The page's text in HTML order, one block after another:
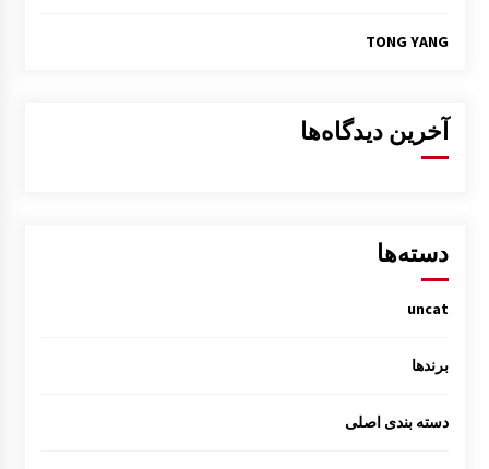
TONG YANG
آخرین دیدگاه‌ها
دسته‌ها
uncat
برندها
دسته بندی اصلی